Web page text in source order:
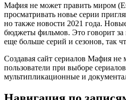
Мафия не может править миром
просматривать новье серии
но также новости 2021 года.
бюджеты фильмов. Это говорит за
еще больше серий и сезонов, так
Создавая сайт сериалов Мафия
пользователи при выборе
мультипликационные и